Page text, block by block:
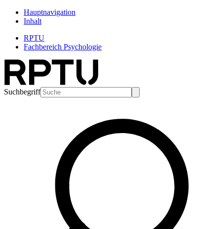
Hauptnavigation
Inhalt
RPTU
Fachbereich Psychologie
Suchbegriff